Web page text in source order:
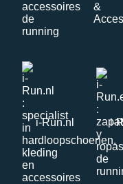
i-Run.nl i-